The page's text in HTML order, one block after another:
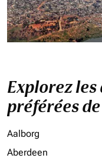
Explorez
préférées
Aalborg
Aberdeen